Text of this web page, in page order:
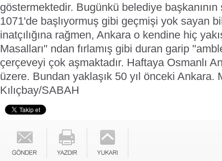
göstermektedir. Bugünkü belediye
1071'de başlıyormuş gibi geçmişi yok sayan
inatçılığına rağmen, Ankara o kendine hiç
Masalları" ndan fırlamış gibi duran garip
çerçeveyi çok aşmaktadır. Haftaya Osmanlı
üzere. Bundan yaklaşık 50 yıl önceki Ankara.
Kılıçbay/SABAH